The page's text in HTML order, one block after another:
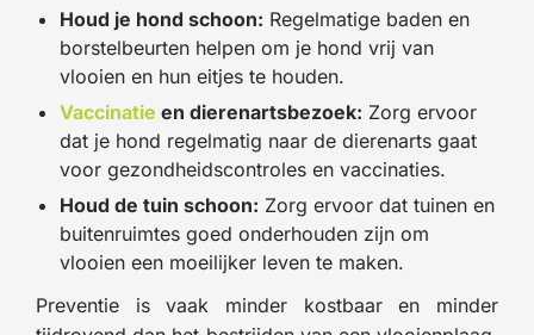
Houd je hond schoon: Regelmatige baden en
borstelbeurten helpen om je hond vrij van
vlooien en hun eitjes te houden.
Vaccinatie en dierenartsbezoek: Zorg ervoor
dat je hond regelmatig naar de dierenarts gaat
voor gezondheidscontroles en vaccinaties.
Houd de tuin schoon: Zorg ervoor dat tuinen en
buitenruimtes goed onderhouden zijn om
vlooien een moeilijker leven te maken.
Preventie is vaak minder kostbaar en minder